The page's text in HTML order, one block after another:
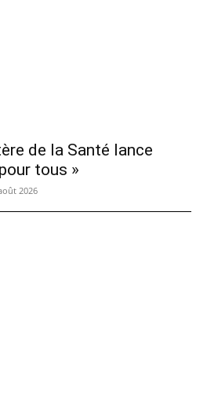
de la Santé lance
tous »
2026